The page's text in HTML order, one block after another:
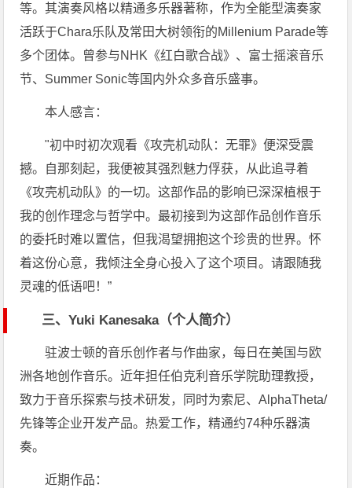
等。其演奏风格以精通多乐器著称，作为全能型演奏家
活跃于Chara乐队及常田大树领衔的Millenium Parade等
多个团体。曾参与NHK《红白歌合战》、富士摇滚音乐
节、Summer Sonic等国内外众多音乐盛事。
本人感言：
"初中时初次观看《攻壳机动队：无罪》便深受震
撼。自那刻起，我便被其强烈魅力俘获，从此追寻着
《攻壳机动队》的一切。这部作品的影响已深深植根于
我的创作理念与哲学中。最初接到为这部作品创作音乐
的委托时难以置信，但我渴望拥抱这个珍贵的世界。怀
着这份心意，我倾注全身心投入了这个项目。请跟随我
灵魂的低语吧！”
三、Yuki Kanesaka（个人简介）
驻波士顿的音乐创作者与作曲家，每日在美国与欧
洲各地创作音乐。近年担任伯克利音乐学院助理教授，
致力于音乐探索与技术研发，同时为索尼、AlphaTheta/
先锋等企业开发产品。热爱工作，精通约74种乐器演
奏。
近期作品：